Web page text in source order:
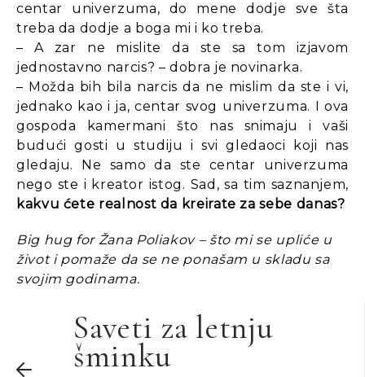
centar univerzuma, do mene dodje sve šta
treba da dodje a boga mi i ko treba.
– A zar ne mislite da ste sa tom izjavom
jednostavno narcis? – dobra je novinarka.
– Možda bih bila narcis da ne mislim da ste i vi,
jednako kao i ja, centar svog univerzuma. I ova
gospoda kamermani što nas snimaju i vaši
budući gosti u studiju i svi gledaoci koji nas
gledaju. Ne samo da ste centar univerzuma
nego ste i kreator istog. Sad, sa tim saznanjem,
kakvu ćete realnost da kreirate za sebe danas?
Big hug for Žana Poliakov – što mi se upliće u
život i pomaže da se ne ponašam u skladu sa
svojim godinama.
Saveti za letnju
šminku